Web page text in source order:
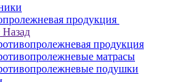
продукция
Назад
продукция
матрасы
подушки